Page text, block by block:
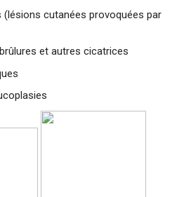
cutanées provoquées par
et autres cicatrices